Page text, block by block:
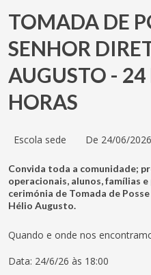
TOMADA DE
SENHOR
AUGUSTO -
HORAS
Escola sede De 24/06/
Convida toda a comunidade;
operacionais, alunos, famílias
cerimónia de Tomada de
Hélio Augusto.
Quando e onde nos
Data: 24/6/26 às 18:00